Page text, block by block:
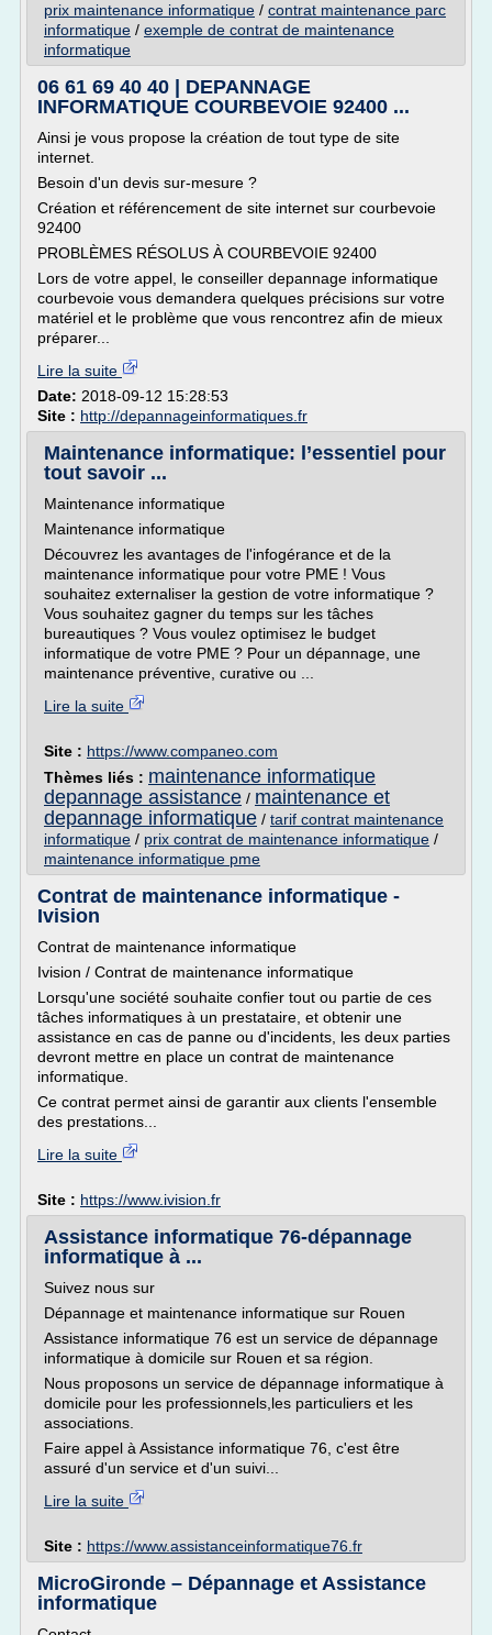
prix maintenance informatique / contrat maintenance parc
informatique / exemple de contrat de maintenance
informatique
06 61 69 40 40 | DEPANNAGE
INFORMATIQUE COURBEVOIE 92400 ...
Ainsi je vous propose la création de tout type de site
internet.
Besoin d'un devis sur-mesure ?
Création et référencement de site internet sur courbevoie
92400
PROBLÈMES RÉSOLUS À COURBEVOIE 92400
Lors de votre appel, le conseiller depannage informatique
courbevoie vous demandera quelques précisions sur votre
matériel et le problème que vous rencontrez afin de mieux
préparer...
Lire la suite
Date: 2018-09-12 15:28:53
Site : http://depannageinformatiques.fr
Maintenance informatique: l’essentiel pour
tout savoir ...
Maintenance informatique
Maintenance informatique
Découvrez les avantages de l'infogérance et de la
maintenance informatique pour votre PME ! Vous
souhaitez externaliser la gestion de votre informatique ?
Vous souhaitez gagner du temps sur les tâches
bureautiques ? Vous voulez optimisez le budget
informatique de votre PME ? Pour un dépannage, une
maintenance préventive, curative ou ...
Lire la suite
Site : https://www.companeo.com
Thèmes liés : maintenance informatique
depannage assistance / maintenance et
depannage informatique / tarif contrat maintenance
informatique / prix contrat de maintenance informatique /
maintenance informatique pme
Contrat de maintenance informatique -
Ivision
Contrat de maintenance informatique
Ivision / Contrat de maintenance informatique
Lorsqu'une société souhaite confier tout ou partie de ces
tâches informatiques à un prestataire, et obtenir une
assistance en cas de panne ou d'incidents, les deux parties
devront mettre en place un contrat de maintenance
informatique.
Ce contrat permet ainsi de garantir aux clients l'ensemble
des prestations...
Lire la suite
Site : https://www.ivision.fr
Assistance informatique 76-dépannage
informatique à ...
Suivez nous sur
Dépannage et maintenance informatique sur Rouen
Assistance informatique 76 est un service de dépannage
informatique à domicile sur Rouen et sa région.
Nous proposons un service de dépannage informatique à
domicile pour les professionnels,les particuliers et les
associations.
Faire appel à Assistance informatique 76, c'est être
assuré d'un service et d'un suivi...
Lire la suite
Site : https://www.assistanceinformatique76.fr
MicroGironde – Dépannage et Assistance
informatique